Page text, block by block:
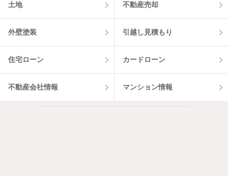
土地 不動産売却
外壁塗装 引越し見積もり
住宅ローン カードローン
不動産会社情報 マンション情報